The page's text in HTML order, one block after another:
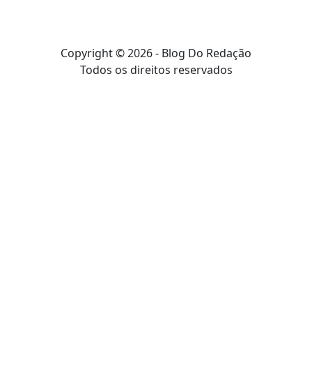
Copyright © 2026 - Blog Do Redação
Todos os direitos reservados